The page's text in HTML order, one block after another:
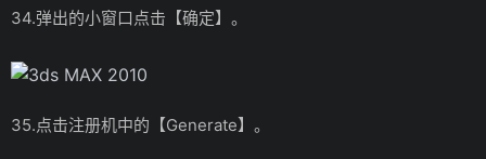
34.弹出的小窗口点击【确定】。
35.点击注册机中的【Generate】。